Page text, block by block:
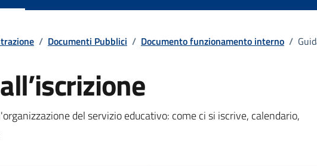
/ Documenti Pubblici / Documento funzionamento interno /
documentodel servizio educativo: come ci si iscrive, calendario,